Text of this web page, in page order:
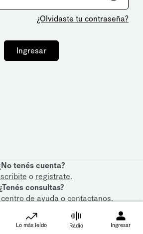
¿Olvidaste tu contraseña?
Ingresar
tenés cuenta?
o registrate.
¿Tenés consultas?
centro de ayudaocontactanos.
Lo más leído Radio Ingresar